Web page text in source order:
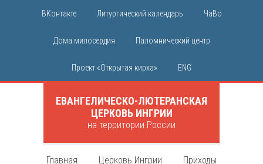
ВКонтакте Литургический календарь ЧаВо
Дома милосердия Паломнический центр
Проект «Открытая кирха» ENG
ЕВАНГЕЛИЧЕСКО-ЛЮТЕРАНСКАЯ
ЦЕРКОВЬ ИНГРИИ
на территории России
Главная Церковь Ингрии Приходы